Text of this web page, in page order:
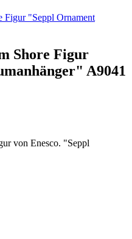
Figur "Seppl Ornament
Shore Figur
A9041